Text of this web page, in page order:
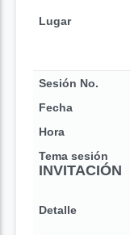
Lugar
Sesión No.
Fecha
Hora
Tema sesión
INVITACIÓN
Detalle